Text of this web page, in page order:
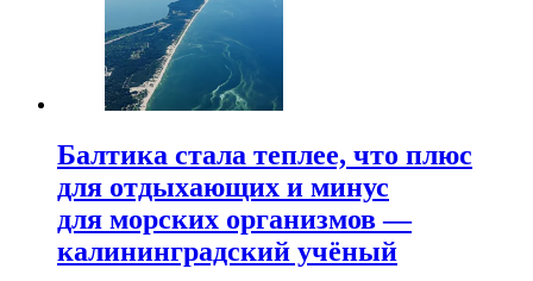
Балтика стала теплее, что плюс
для отдыхающих и минус
для морских организмов —
калининградский учёный